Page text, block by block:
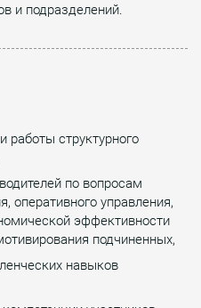
и подразделений.
структурного
по вопросам
оперативного управления,
эффективности
подчиненных,
навыков